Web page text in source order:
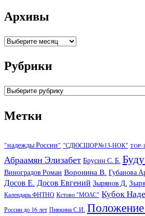
Архивы
Архивы
Рубрики
Рубрики
Метки
"надежды России" "СДЮСШОР№13-НОК" TOP-
Абраамян Элизабет Брусин С. Б.
Виноградов Роман Воронина В. Губанова
Досов Е. Досов Евгений Зырянов Д.
Календарь ФНТНО Кстово "МОАС" Кубок
России до 16 лет Пивкина С.И.